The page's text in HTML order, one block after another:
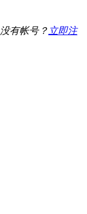
有帐号？ 立即注